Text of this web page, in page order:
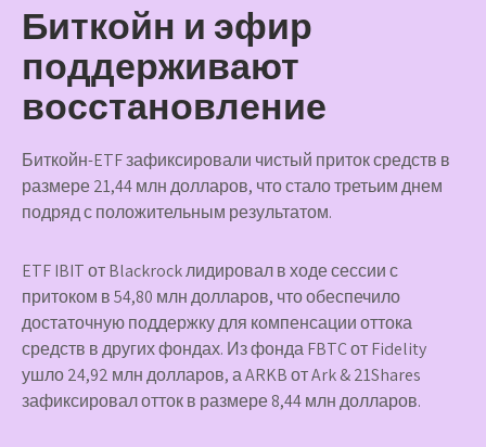
Биткойн и эфир
поддерживают
восстановление
Биткойн-ETF зафиксировали чистый приток средств в
размере 21,44 млн долларов, что стало третьим днем
подряд с положительным результатом.
ETF IBIT от Blackrock лидировал в ходе сессии с
притоком в 54,80 млн долларов, что обеспечило
достаточную поддержку для компенсации оттока
средств в других фондах. Из фонда FBTC от Fidelity
ушло 24,92 млн долларов, а ARKB от Ark & 21Shares
зафиксировал отток в размере 8,44 млн долларов.